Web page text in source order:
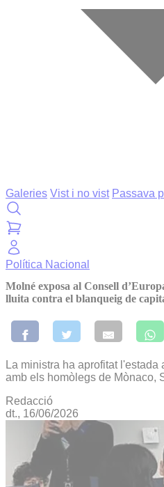
Galeries Vist i no vist Passava
Política Nacional
Molné exposa al Consell
lluita contra el blanqueig de
La ministra ha aprofitat l'estada
amb els homòlegs de Mònaco,
Redacció
dt., 16/06/2026